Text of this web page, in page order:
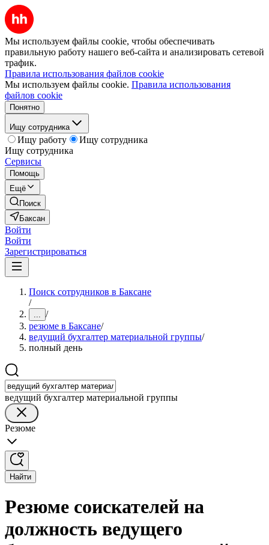
Мы используем файлы cookie, чтобы обеспечивать
правильную работу нашего веб-сайта и анализировать сетевой
трафик.
Правила использования файлов cookie
Мы используем файлы cookie. Правила использования
файлов cookie
Понятно
Ищу сотрудника
Ищу работу
Ищу сотрудника
Ищу сотрудника
Сервисы
Помощь
Ещё
Поиск
Баксан
Войти
Войти
Зарегистрироваться
Поиск сотрудников в Баксане
/
... /
резюме в Баксане/
ведущий бухгалтер материальной группы/
полный день
ведущий бухгалтер материальной группы
Резюме
Найти
Резюме соискателей на
должность ведущего